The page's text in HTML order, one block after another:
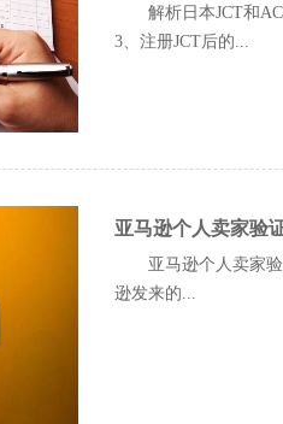
解析日本JCT和
3、注册JCT后的...
亚马逊个人卖家验
亚马逊个人卖家
逊发来的...